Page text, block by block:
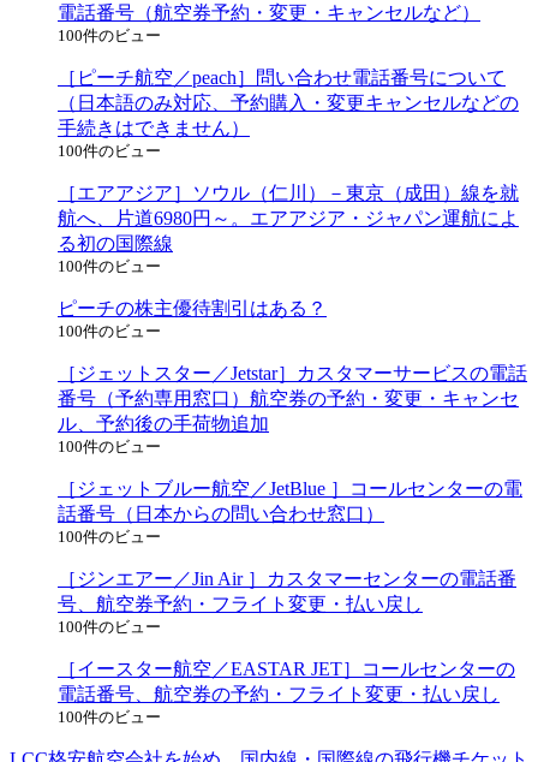
電話番号（航空券予約・変更・キャンセルなど）
100件のビュー
［ピーチ航空／peach］問い合わせ電話番号について
（日本語のみ対応、予約購入・変更キャンセルなどの
手続きはできません）
100件のビュー
［エアアジア］ソウル（仁川）－東京（成田）線を就
航へ、片道6980円～。エアアジア・ジャパン運航によ
る初の国際線
100件のビュー
ピーチの株主優待割引はある？
100件のビュー
［ジェットスター／Jetstar］カスタマーサービスの電話
番号（予約専用窓口）航空券の予約・変更・キャンセ
ル、予約後の手荷物追加
100件のビュー
［ジェットブルー航空／JetBlue ］コールセンターの電
話番号（日本からの問い合わせ窓口）
100件のビュー
［ジンエアー／Jin Air ］カスタマーセンターの電話番
号、航空券予約・フライト変更・払い戻し
100件のビュー
［イースター航空／EASTAR JET］コールセンターの
電話番号、航空券の予約・フライト変更・払い戻し
100件のビュー